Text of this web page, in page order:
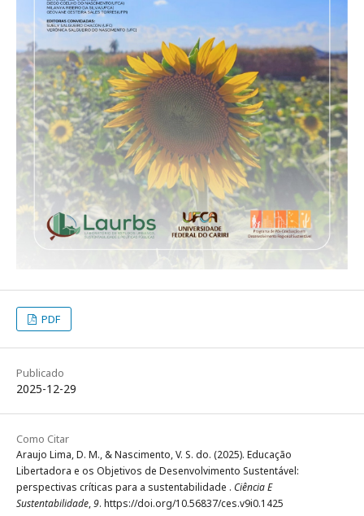
PDF
Publicado
2025-12-29
Como Citar
Araujo Lima, D. M., & Nascimento, V. S. do. (2025). Educação
Libertadora e os Objetivos de Desenvolvimento Sustentável:
perspectivas críticas para a sustentabilidade . Ciência E
Sustentabilidade,9. https://doi.org/10.56837/ces.v9i0.1425